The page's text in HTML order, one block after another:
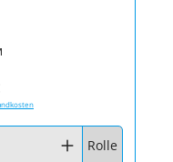
ein oder benutze die
Rolle